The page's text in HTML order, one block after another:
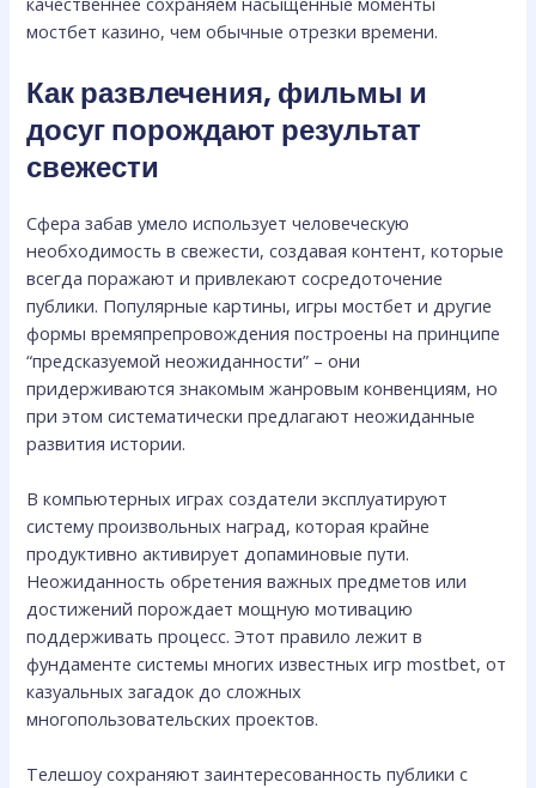
мостбет казино, чем обычные отрезки времени.
Как развлечения, фильмы и
досуг порождают результат
свежести
Сфера забав умело использует человеческую
необходимость в свежести, создавая контент, которые
всегда поражают и привлекают сосредоточение
публики. Популярные картины, игры мостбет и другие
формы времяпрепровождения построены на принципе
“предсказуемой неожиданности” – они
придерживаются знакомым жанровым конвенциям, но
при этом систематически предлагают неожиданные
развития истории.
В компьютерных играх создатели эксплуатируют
систему произвольных наград, которая крайне
продуктивно активирует допаминовые пути.
Неожиданность обретения важных предметов или
достижений порождает мощную мотивацию
поддерживать процесс. Этот правило лежит в
фундаменте системы многих известных игр mostbet, от
казуальных загадок до сложных
многопользовательских проектов.
Телешоу сохраняют заинтересованность публики с